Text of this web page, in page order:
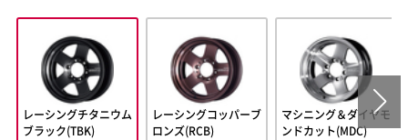
レーシングチタニウム
ブラック(TBK)
レーシングコッパーブ
ロンズ(RCB)
マシニング＆ダイヤモ
ンドカット(MDC)